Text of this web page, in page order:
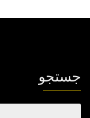
جستجو